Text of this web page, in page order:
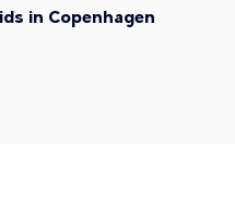
in Copenhagen